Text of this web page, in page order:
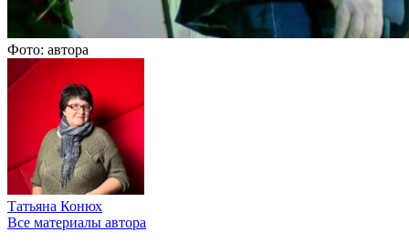
Фото: автора
Татьяна Конюх
Все материалы автора